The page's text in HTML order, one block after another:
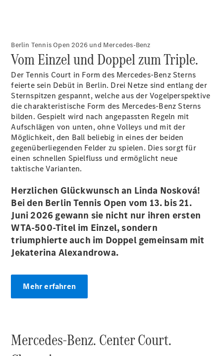
GLS Neu
Mercedes-
Maybach
GLS
Neu
G-
Klasse
Elektrisch
G-Klasse
Konfigurator
Probefahrt
Mercedes-
Benz Store
T-Modelle / Kombis
Alle T-
Modelle
CLA
Shooting
Neu
Berlin Tennis Open 2026 und Mercedes-Benz
Vom Einzel und Doppel zum Triple.
Der Tennis Court in Form des Mercedes-Benz Sterns
feierte sein Debüt in Berlin. Drei Netze sind entlang der
Sternspitzen gespannt, welche aus der Vogelperspektive
die charakteristische Form des Mercedes‑Benz Sterns
bilden. Gespielt wird nach angepassten Regeln mit
Aufschlägen von unten, ohne Volleys und mit der
Möglichkeit, den Ball beliebig in eines der beiden
gegenüberliegenden Felder zu spielen. Dies sorgt für
einen schnellen Spielfluss und ermöglicht neue
taktische Varianten.
Herzlichen Glückwunsch an Linda Nosková!
Bei den Berlin Tennis Open vom 13. bis 21.
Juni 2026 gewann sie nicht nur ihren ersten
WTA-500-Titel im Einzel, sondern
triumphierte auch im Doppel gemeinsam mit
Jekaterina Alexandrowa.
Mehr erfahren
Mercedes-Benz. Center Court.